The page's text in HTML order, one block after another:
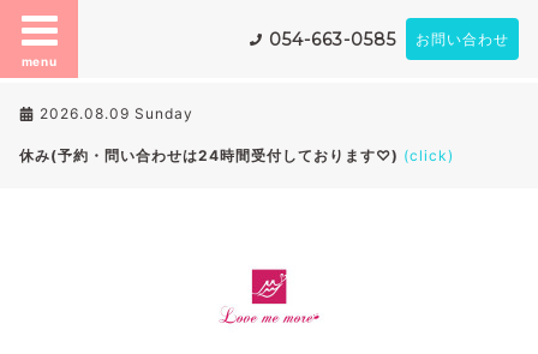
menu
054-663-0585 お問い合わせ
2026.08.09 Sunday
休み(予約・問い合わせは24時間受付しております♡) (click)